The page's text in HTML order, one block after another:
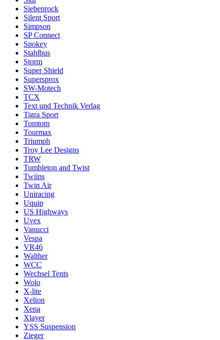
Siebenrock
Silent Sport
Simpson
SP Connect
Spokey
Stahlbus
Storm
Super Shield
Supersprox
SW-Motech
TCX
Text und Technik Verlag
Tigra Sport
Tomtom
Tourmax
Triumph
Troy Lee Designs
TRW
Tumbleton and Twist
Twiins
Twin Air
Uniracing
Uquip
US Highways
Uvex
Vanucci
Vespa
VR46
Walther
WCC
Wechsel Tents
Wolo
X-lite
Xelion
Xena
Xlayer
YSS Suspension
Zieger